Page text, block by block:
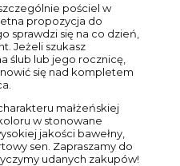
pościel w
propozycja do
sprawdzi się na co dzień,
Jeżeli szukasz
ślub lub jego rocznicę,
się nad kompletem
małżeńskiej
w stonowane
jakości bawełny,
sen. Zapraszamy do
udanych zakupów!